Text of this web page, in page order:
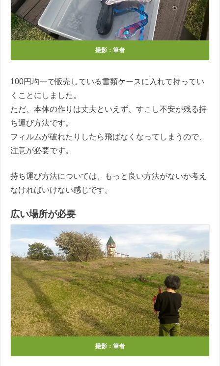
撮影：筆者
100円均一で販売している書類ケースに入れて持ってい
くことにしました。
ただ、本体の作りは丈夫といえず、すこし不安が残る持
ち運び方法です。
フィルムが破れたりしたら飛ばなくなってしまうので、
注意が必要です。
持ち運び方法については、もっと良い方法がないか考え
なければいけない感じです。
広い場所が必要
撮影：筆者